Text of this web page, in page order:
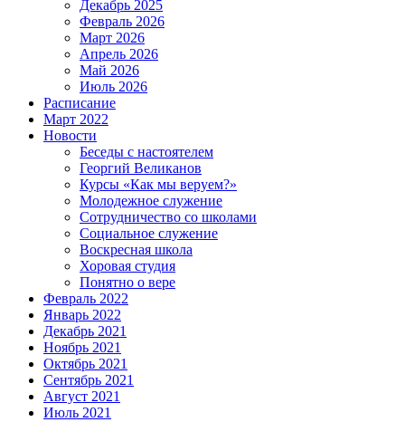
Декабрь 2025
Февраль 2026
Март 2026
Апрель 2026
Май 2026
Июль 2026
Расписание
Март 2022
Новости
Беседы с настоятелем
Георгий Великанов
Курсы «Как мы веруем?»
Молодежное служение
Сотрудничество со школами
Социальное служение
Воскресная школа
Хоровая студия
Понятно о вере
Февраль 2022
Январь 2022
Декабрь 2021
Ноябрь 2021
Октябрь 2021
Сентябрь 2021
Август 2021
Июль 2021